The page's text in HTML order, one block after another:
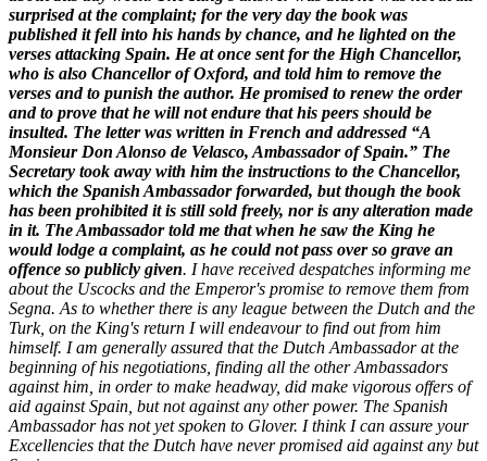
surprised at the complaint; for the very day the book was
published it fell into his hands by chance, and he lighted on the
verses attacking Spain. He at once sent for the High Chancellor,
who is also Chancellor of Oxford, and told him to remove the
verses and to punish the author. He promised to renew the order
and to prove that he will not endure that his peers should be
insulted. The letter was written in French and addressed “A
Monsieur Don Alonso de Velasco, Ambassador of Spain.” The
Secretary took away with him the instructions to the Chancellor,
which the Spanish Ambassador forwarded, but though the book
has been prohibited it is still sold freely, nor is any alteration made
in it. The Ambassador told me that when he saw the King he
would lodge a complaint, as he could not pass over so grave an
offence so publicly given. I have received despatches informing me
about the Uscocks and the Emperor's promise to remove them from
Segna. As to whether there is any league between the Dutch and the
Turk, on the King's return I will endeavour to find out from him
himself. I am generally assured that the Dutch Ambassador at the
beginning of his negotiations, finding all the other Ambassadors
against him, in order to make headway, did make vigorous offers of
aid against Spain, but not against any other power. The Spanish
Ambassador has not yet spoken to Glover. I think I can assure your
Excellencies that the Dutch have never promised aid against any but